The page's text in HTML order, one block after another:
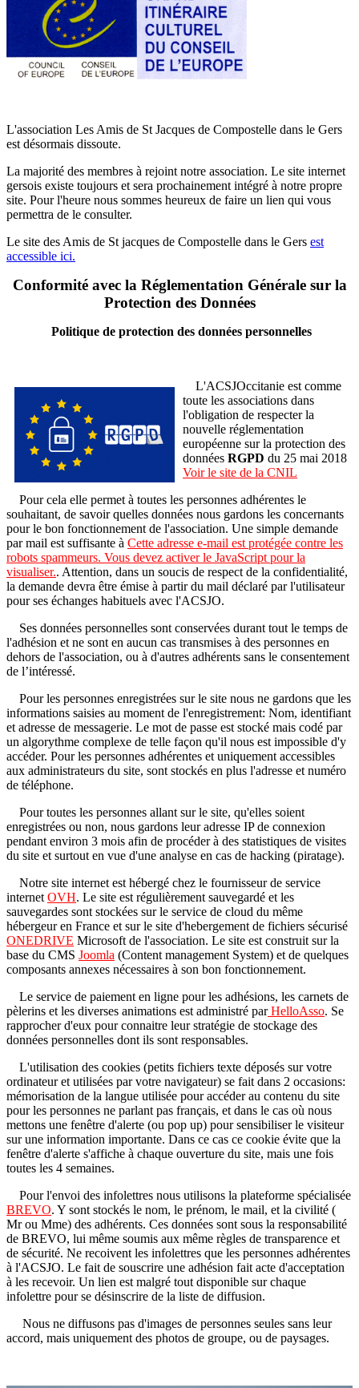
L'association Les Amis de St Jacques de Compostelle dans le Gers
est désormais dissoute.
La majorité des membres à rejoint notre association. Le site internet
gersois existe toujours et sera prochainement intégré à notre propre
site. Pour l'heure nous sommes heureux de faire un lien qui vous
permettra de le consulter.
Le site des Amis de St jacques de Compostelle dans le Gers est
accessible ici.
Conformité avec la Réglementation Générale sur la
Protection des Données
Politique de protection des données personnelles
L'ACSJOccitanie est comme
toute les associations dans
l'obligation de respecter la
nouvelle réglementation
européenne sur la protection des
données RGPD du 25 mai 2018
Voir le site de la CNIL
Pour cela elle permet à toutes les personnes adhérentes le
souhaitant, de savoir quelles données nous gardons les concernants
pour le bon fonctionnement de l'association. Une simple demande
par mail est suffisante à Cette adresse e-mail est protégée contre les
robots spammeurs. Vous devez activer le JavaScript pour la
visualiser.. Attention, dans un soucis de respect de la confidentialité,
la demande devra être émise à partir du mail déclaré par l'utilisateur
pour ses échanges habituels avec l'ACSJO.
Ses données personnelles sont conservées durant tout le temps de
l'adhésion et ne sont en aucun cas transmises à des personnes en
dehors de l'association, ou à d'autres adhérents sans le consentement
de l’intéressé.
Pour les personnes enregistrées sur le site nous ne gardons que les
informations saisies au moment de l'enregistrement: Nom, identifiant
et adresse de messagerie. Le mot de passe est stocké mais codé par
un algorythme complexe de telle façon qu'il nous est impossible d'y
accéder. Pour les personnes adhérentes et uniquement accessibles
aux administrateurs du site, sont stockés en plus l'adresse et numéro
de téléphone.
Pour toutes les personnes allant sur le site, qu'elles soient
enregistrées ou non, nous gardons leur adresse IP de connexion
pendant environ 3 mois afin de procéder à des statistiques de visites
du site et surtout en vue d'une analyse en cas de hacking (piratage).
Notre site internet est hébergé chez le fournisseur de service
internet OVH. Le site est régulièrement sauvegardé et les
sauvegardes sont stockées sur le service de cloud du même
hébergeur en France et sur le site d'hebergement de fichiers sécurisé
ONEDRIVE Microsoft de l'association. Le site est construit sur la
base du CMS Joomla (Content management System) et de quelques
composants annexes nécessaires à son bon fonctionnement.
Le service de paiement en ligne pour les adhésions, les carnets de
pèlerins et les diverses animations est administré parHelloAsso. Se
rapprocher d'eux pour connaitre leur stratégie de stockage des
données personnelles dont ils sont responsables.
L'utilisation des cookies (petits fichiers texte déposés sur votre
ordinateur et utilisées par votre navigateur) se fait dans 2 occasions:
mémorisation de la langue utilisée pour accéder au contenu du site
pour les personnes ne parlant pas français, et dans le cas où nous
mettons une fenêtre d'alerte (ou pop up) pour sensibiliser le visiteur
sur une information importante. Dans ce cas ce cookie évite que la
fenêtre d'alerte s'affiche à chaque ouverture du site, mais une fois
toutes les 4 semaines.
Pour l'envoi des infolettres nous utilisons la plateforme spécialisée
BREVO. Y sont stockés le nom, le prénom, le mail, et la civilité (
Mr ou Mme) des adhérents. Ces données sont sous la responsabilité
de BREVO, lui même soumis aux même règles de transparence et
de sécurité. Ne recoivent les infolettres que les personnes adhérentes
à l'ACSJO. Le fait de souscrire une adhésion fait acte d'acceptation
à les recevoir. Un lien est malgré tout disponible sur chaque
infolettre pour se désinscrire de la liste de diffusion.
Nous ne diffusons pas d'images de personnes seules sans leur
accord, mais uniquement des photos de groupe, ou de paysages.